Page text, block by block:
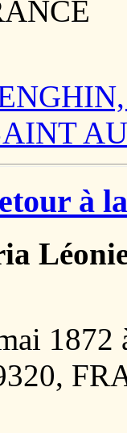
à
1872